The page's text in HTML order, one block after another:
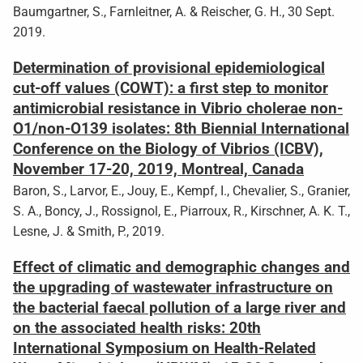
Baumgartner, S., Farnleitner, A. & Reischer, G. H., 30 Sept.
2019.
Determination of provisional epidemiological
cut-off values (COWT): a first step to monitor
antimicrobial resistance in Vibrio cholerae non-
O1/non-O139 isolates: 8th Biennial International
Conference on the Biology of Vibrios (ICBV),
November 17-20, 2019, Montreal, Canada
Baron, S., Larvor, E., Jouy, E., Kempf, I., Chevalier, S., Granier,
S. A., Boncy, J., Rossignol, E., Piarroux, R., Kirschner, A. K. T.,
Lesne, J. & Smith, P., 2019.
Effect of climatic and demographic changes and
the upgrading of wastewater infrastructure on
the bacterial faecal pollution of a large river and
on the associated health risks: 20th
International Symposium on Health-Related